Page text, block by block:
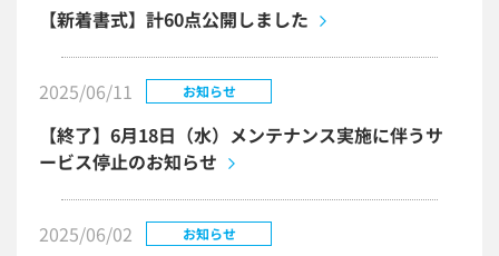
【新着書式】計60点公開しました
2025/06/11 お知らせ
【終了】6月18日（水）メンテナンス実施に伴うサ
ービス停止のお知らせ
2025/06/02 お知らせ